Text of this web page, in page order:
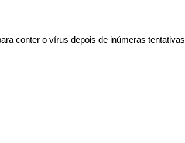
conter o vírus depois de inúmeras